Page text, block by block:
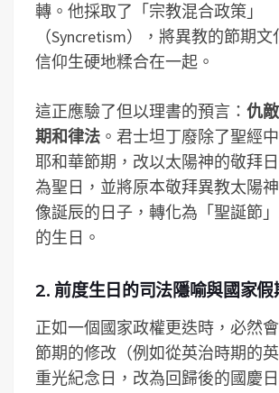
轉。他採取了「宗教混合政策」
（Syncretism），將異教的節期
信仰生硬地糅合在一起。
這正應驗了但以理書的預言： 仇
期和律法 。君士坦丁廢除了聖經
耶和華節期，改以太陽神的敬拜日
為聖日，並將原本敬拜異教太陽
像誕辰的日子，轉化為「聖誕節
的生日。
2. 前度生日的司法隱喻與國家假
正如一個國家政權更迭時，必然
節期的修改（例如從英治時期的
重光紀念日，改為回歸後的國慶